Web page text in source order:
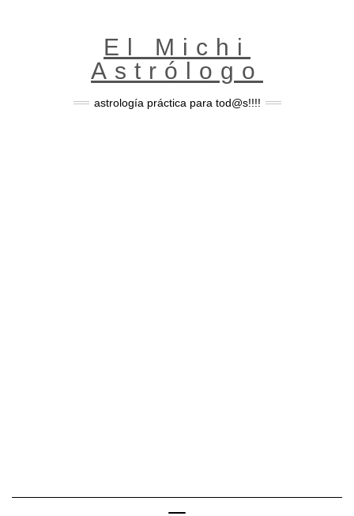
El Michi
Astrólogo
astrología práctica para tod@s!!!!